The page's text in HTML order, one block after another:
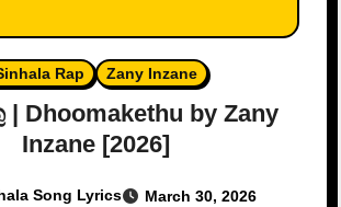
Rap Zany Inzane
Dhoomakethu by Zany
Inzane [2026]
Song Lyrics
March 30, 2026